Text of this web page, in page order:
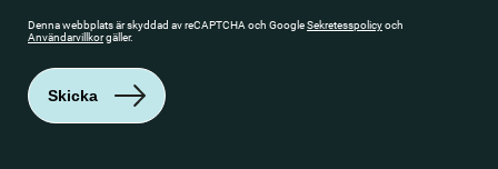
Denna webbplats är skyddad av reCAPTCHA och GoogleSekretesspolicyoch
Användarvillkorgäller.
Skicka